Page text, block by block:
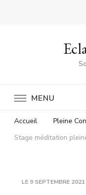
MENU
Accueil
Pleine
Stage méditation
LE 9 SEPTEMBRE 2021